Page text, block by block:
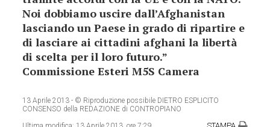
Noi dobbiamo uscire dall’Afghanistan
lasciando un Paese in grado di ripartire e
di lasciare ai cittadini afghani la libertà
di scelta per il loro futuro.”
Commissione Esteri M5S Camera
13 Aprile 2013 - © Riproduzione possibile DIETRO ESPLICITO
CONSENSO della REDAZIONE di CONTROPIANO